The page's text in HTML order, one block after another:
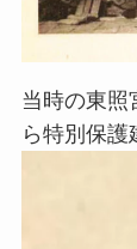
当時の東照
ら特別保護